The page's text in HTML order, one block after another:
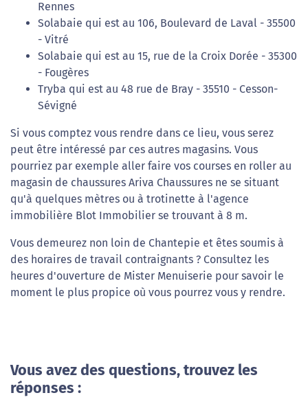
Rennes
Solabaie qui est au 106, Boulevard de Laval - 35500
- Vitré
Solabaie qui est au 15, rue de la Croix Dorée - 35300
- Fougères
Tryba qui est au 48 rue de Bray - 35510 - Cesson-
Sévigné
Si vous comptez vous rendre dans ce lieu, vous serez
peut être intéressé par ces autres magasins. Vous
pourriez par exemple aller faire vos courses en roller au
magasin de chaussures Ariva Chaussures ne se situant
qu'à quelques mètres ou à trotinette à l'agence
immobilière Blot Immobilier se trouvant à 8 m.
Vous demeurez non loin de Chantepie et êtes soumis à
des horaires de travail contraignants ? Consultez les
heures d'ouverture de Mister Menuiserie pour savoir le
moment le plus propice où vous pourrez vous y rendre.
Vous avez des questions, trouvez les
réponses :